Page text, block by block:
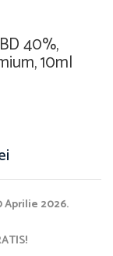
40%,
10ml
Aprilie 2026.